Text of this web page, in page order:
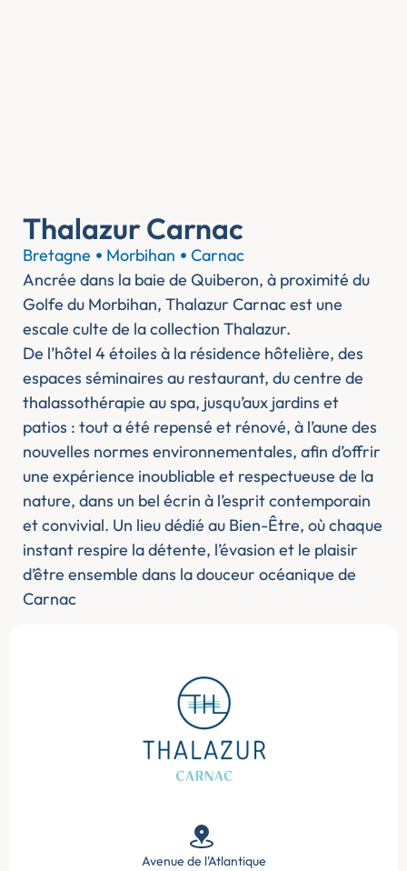
Thalazur Carnac
Bretagne Morbihan
Carnac
Ancrée dans la baie de Quiberon, à proximité du
Golfe du Morbihan, Thalazur Carnac est une
escale culte de la collection Thalazur.
De l’hôtel 4 étoiles à la résidence hôtelière, des
espaces séminaires au restaurant, du centre de
thalassothérapie au spa, jusqu’aux jardins et
patios : tout a été repensé et rénové, à l’aune des
nouvelles normes environnementales, afin d’offrir
une expérience inoubliable et respectueuse de la
nature, dans un bel écrin à l’esprit contemporain
et convivial. Un lieu dédié au Bien-Être, où chaque
instant respire la détente, l’évasion et le plaisir
d’être ensemble dans la douceur océanique de
Carnac
Avenue de l'Atlantique